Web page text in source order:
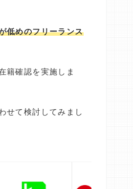
低めのフリーランス
籍確認を実施しま
せて検討してみまし